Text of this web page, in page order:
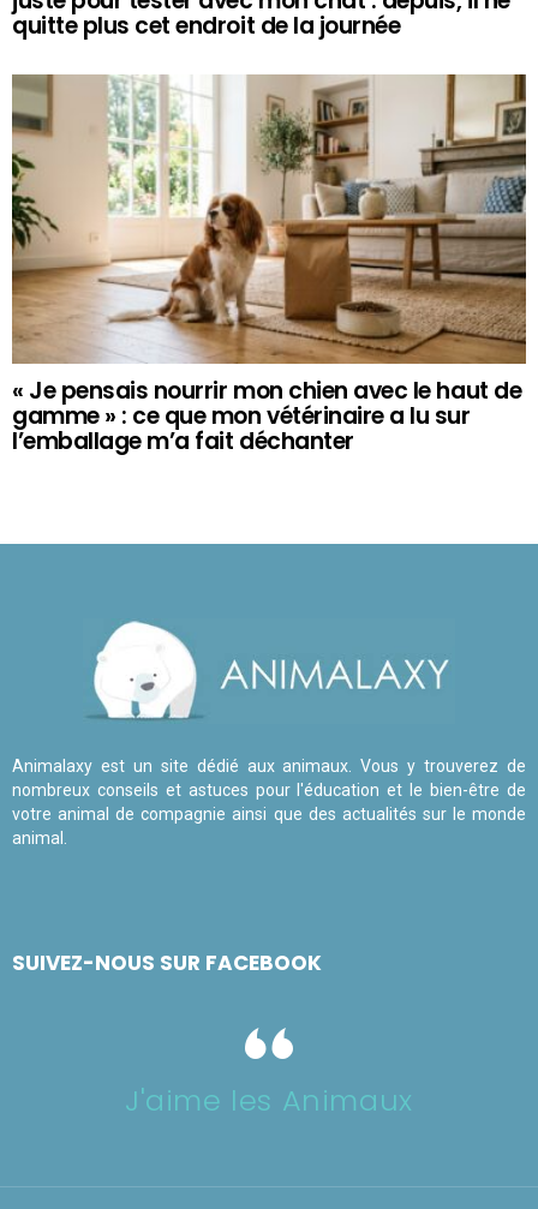
quitte plus cet endroit de la journée
« Je pensais nourrir mon chien avec le haut de
gamme » : ce que mon vétérinaire a lu sur
l’emballage m’a fait déchanter
Animalaxy est un site dédié aux animaux. Vous y trouverez de
nombreux conseils et astuces pour l'éducation et le bien-être de
votre animal de compagnie ainsi que des actualités sur le monde
animal.
SUIVEZ-NOUS SUR FACEBOOK
J'aime les Animaux